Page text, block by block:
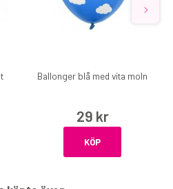
Ballonger blå med vita moln
29 kr
KÖP